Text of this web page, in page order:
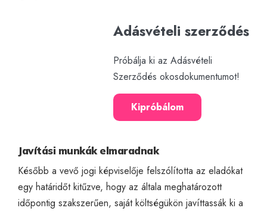
Adásvételi szerződés
Próbálja ki az Adásvételi
Szerződés okosdokumentumot!
Kipróbálom
Javítási munkák elmaradnak
Később a vevő jogi képviselője felszólította az eladókat
egy határidőt kitűzve, hogy az általa meghatározott
időpontig szakszerűen, saját költségükön javíttassák ki a